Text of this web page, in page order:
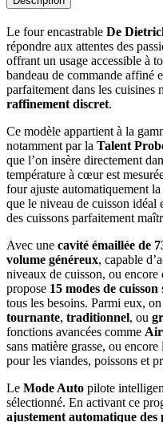
Le four encastrable De
répondre aux attentes des
offrant un usage accessible à
bandeau de commande affiné
parfaitement dans les cuisines
raffinement discret.
Ce modèle appartient à la
notamment par la Talent
que l’on insère directement
température à cœur est
four ajuste automatiquement
que le niveau de cuisson idéal
des cuissons parfaitement
Avec une cavité émaillée de
volume généreux, capable
niveaux de cuisson, ou
propose 15 modes de cuisson
tous les besoins. Parmi eux,
tournante, traditionnel, ou
fonctions avancées comme
sans matière grasse, ou encore
pour les viandes, poissons et
Le Mode Auto pilote
sélectionné. En activant ce
ajustement automatique des